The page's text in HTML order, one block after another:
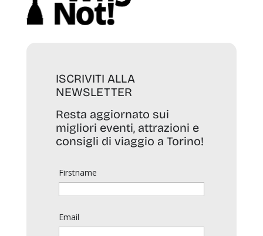
ISCRIVITI ALLA
NEWSLETTER
Resta aggiornato sui
migliori eventi, attrazioni e
consigli di viaggio a Torino!
Firstname
Email